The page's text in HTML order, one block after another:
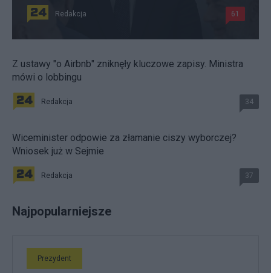
Redakcja 61
Z ustawy "o Airbnb" zniknęły kluczowe zapisy. Ministra
mówi o lobbingu
Redakcja 34
Wiceminister odpowie za złamanie ciszy wyborczej?
Wniosek już w Sejmie
Redakcja 37
Najpopularniejsze
Prezydent